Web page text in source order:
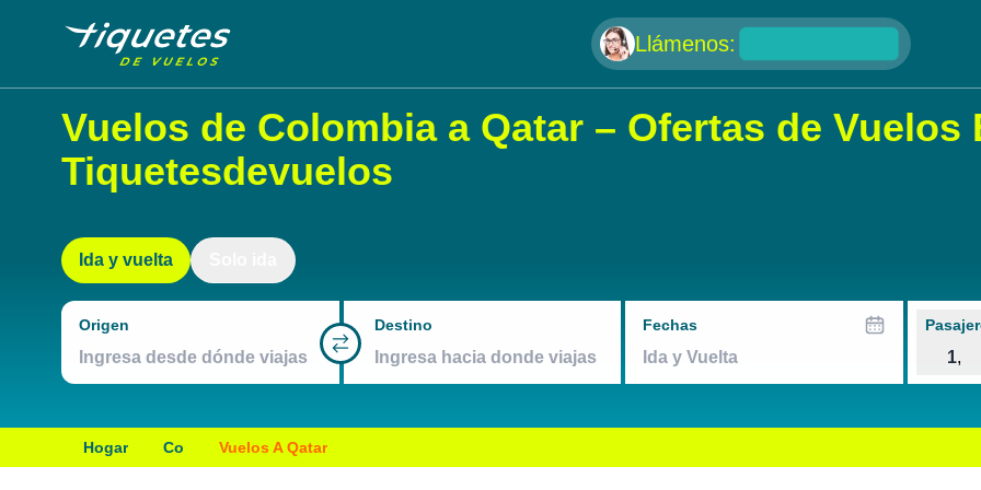
Llámenos:
Vuelos de Colombia a Qatar – Ofertas de Vuelos
Tiquetesdevuelos
Ida y vuelta
Origen Destino Fechas
1,
Hogar Co Vuelos A Qatar